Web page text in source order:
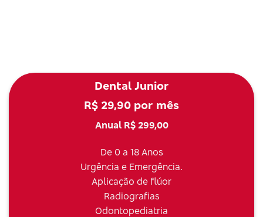
Dental Junior
R$ 29,90 por mês
Anual R$ 299,00
De 0 a 18 Anos
Urgência e Emergência.
Aplicação de flúor
Radiografias
Odontopediatria